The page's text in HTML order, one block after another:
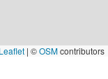
Leaflet | ©OSMcontributors